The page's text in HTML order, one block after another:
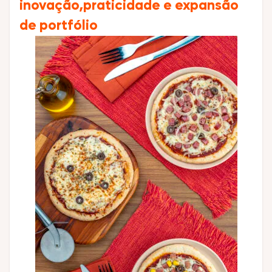
inovação,praticidade e expansão
de portfólio